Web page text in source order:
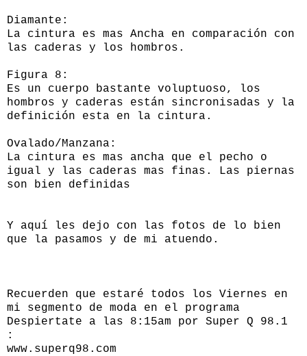
Diamante:
La cintura es mas Ancha en comparación con
las caderas y los hombros.
Figura 8:
Es un cuerpo bastante voluptuoso, los
hombros y caderas están sincronisadas y la
definición esta en la cintura.
Ovalado/Manzana:
La cintura es mas ancha que el pecho o
igual y las caderas mas finas. Las piernas
son bien definidas
Y aquí les dejo con las fotos de lo bien
que la pasamos y de mi atuendo.
Recuerden que estaré todos los Viernes en
mi segmento de moda en el programa
Despiertate a las 8:15am por Super Q 98.1
:
www.superq98.com